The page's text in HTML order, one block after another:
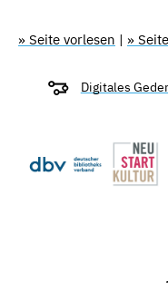
» Seite vorlesen | »
Digitales